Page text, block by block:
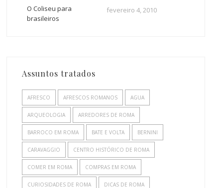
O Coliseu para
brasileiros
fevereiro 4, 2010
Assuntos tratados
AFRESCO AFRESCOS ROMANOS AGUA
ARQUEOLOGIA ARREDORES DE ROMA
BARROCO EM ROMA BATE E VOLTA BERNINI
CARAVAGGIO CENTRO HISTÓRICO DE ROMA
COMER EM ROMA COMPRAS EM ROMA
CURIOSIDADES DE ROMA DICAS DE ROMA